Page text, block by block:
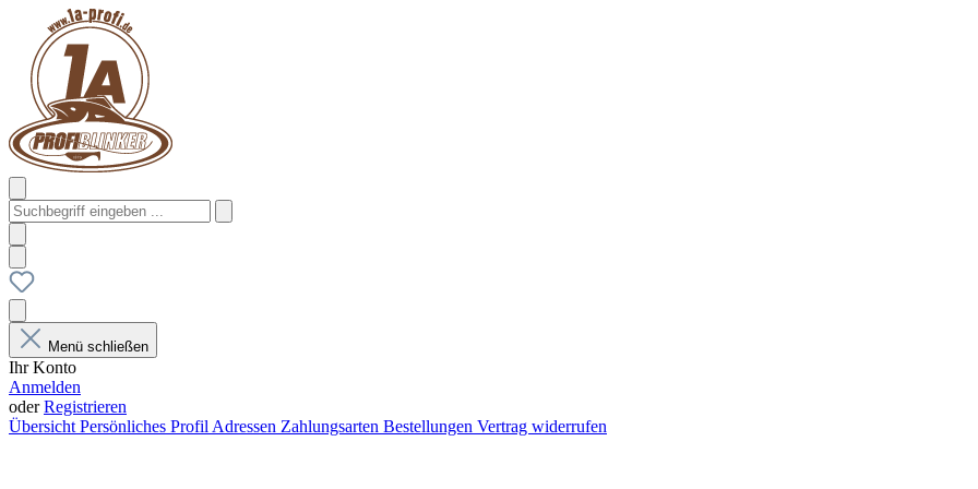
Menü schließen
Ihr Konto
Anmelden
oderRegistrieren
Übersicht Persönliches Profil Adressen Zahlungsarten Bestellungen Vertrag widerrufen